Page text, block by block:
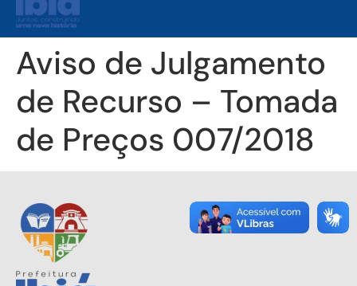
Aviso de Julgamento
de Recurso – Tomada
de Preços 007/2018